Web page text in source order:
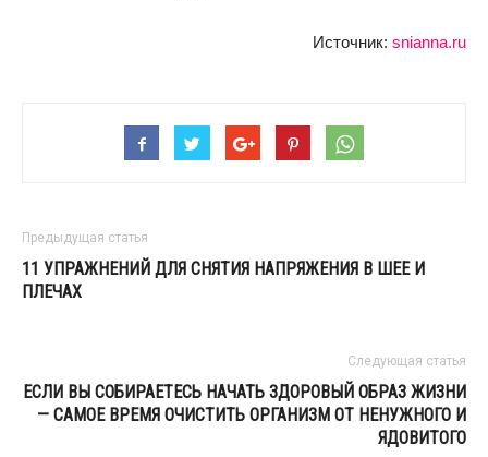
Источник: snianna.ru
Предыдущая статья
11 УПРАЖНЕНИЙ ДЛЯ СНЯТИЯ НАПРЯЖЕНИЯ В ШЕЕ И
ПЛЕЧАХ
Следующая статья
ЕСЛИ ВЫ СОБИРАЕТЕСЬ НАЧАТЬ ЗДОРОВЫЙ ОБРАЗ ЖИЗНИ
— САМОЕ ВРЕМЯ ОЧИСТИТЬ ОРГАНИЗМ ОТ НЕНУЖНОГО И
ЯДОВИТОГО